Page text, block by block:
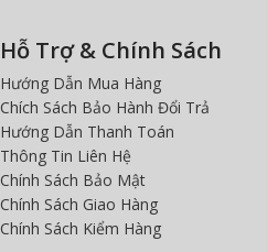
Hỗ Trợ & Chính Sách
Hướng Dẫn Mua Hàng
Chích Sách Bảo Hành Đổi Trả
Hướng Dẫn Thanh Toán
Thông Tin Liên Hệ
Chính Sách Bảo Mật
Chính Sách Giao Hàng
Chính Sách Kiểm Hàng